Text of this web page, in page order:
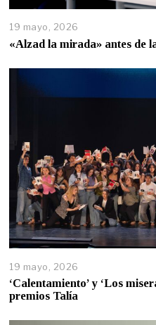
19 mayo, 2026
«Alzad la mirada» antes de
19 mayo, 2026
‘Calentamiento’ y ‘Los
premios Talía